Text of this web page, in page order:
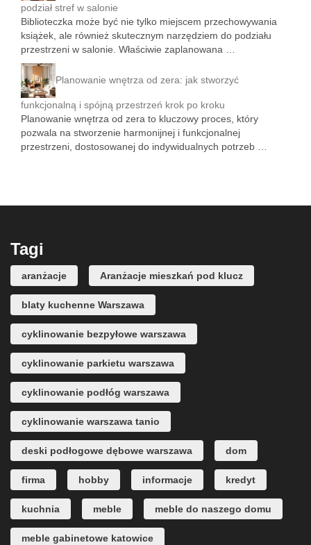
podział stref w salonie
Biblioteczka może być nie tylko miejscem przechowywania
książek, ale również skutecznym narzędziem do podziału
przestrzeni w salonie. Właściwie zaplanowana …
Planowanie wnętrza od zera: jak stworzyć
funkcjonalną i spójną przestrzeń krok po kroku
Planowanie wnętrza od zera to kluczowy proces, który
pozwala na stworzenie harmonijnej i funkcjonalnej
przestrzeni, dostosowanej do indywidualnych potrzeb …
Tagi
aranżacje Aranżacje mieszkań pod klucz
blaty kuchenne Warszawa
cyklinowanie bezpyłowe warszawa
cyklinowanie parkietu warszawa
cyklinowanie podłóg warszawa
cyklinowanie warszawa tanio
deski podłogowe dębowe warszawa dom
firma hobby informacje kredyt
kuchnia meble meble do naszego domu
meble gabinetowe katowice